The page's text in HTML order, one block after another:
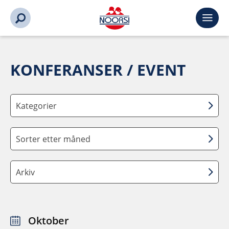
KONFERANSER / EVENT
Kategorier
Sorter etter måned
Arkiv
Oktober